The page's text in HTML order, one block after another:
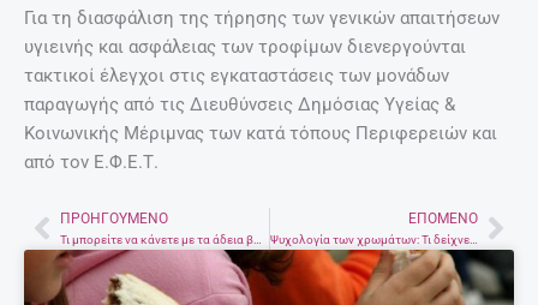
Για τη διασφάλιση της τήρησης των γενικών απαιτήσεων
υγιεινής και ασφάλειας των τροφίμων διενεργούνται
τακτικοί έλεγχοι στις εγκαταστάσεις των μονάδων
παραγωγής από τις Διευθύνσεις Δημόσιας Υγείας &
Κοινωνικής Μέριμνας των κατά τόπους Περιφερειών και
από τον Ε.Φ.Ε.Τ.
Prev
ΠΡΟΗΓΟΎΜΕΝΟ ΕΠΌΜΕΝΟ
Ψυχολογία των χρωμάτων: Τι δείχνει το αγαπημένο σου χρώμα για τον χαρακτήρα σου